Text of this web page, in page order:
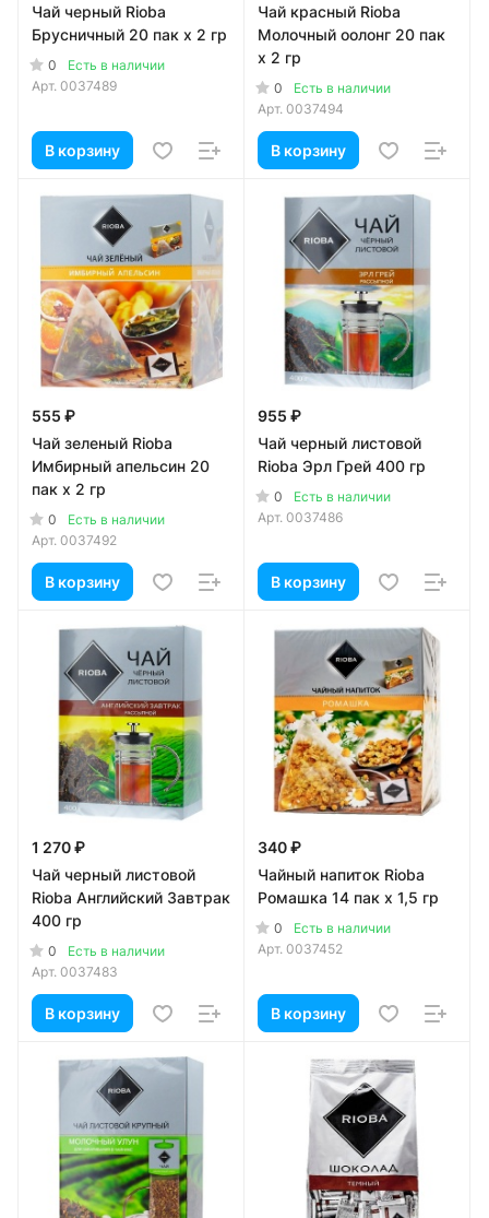
Чай черный Rioba
Брусничный 20 пак х 2 гр
0
Есть в наличии
Арт. 0037489
В корзину
Чай красный Rioba
Молочный оолонг 20 пак
х 2 гр
0
Есть в наличии
Арт. 0037494
В корзину
555 ₽
Чай зеленый Rioba
Имбирный апельсин 20
пак х 2 гр
0
Есть в наличии
Арт. 0037492
В корзину
955 ₽
Чай черный листовой
Rioba Эрл Грей 400 гр
0
Есть в наличии
Арт. 0037486
В корзину
1 270 ₽
Чай черный листовой
Rioba Английский Завтрак
400 гр
0
Есть в наличии
Арт. 0037483
В корзину
340 ₽
Чайный напиток Rioba
Ромашка 14 пак х 1,5 гр
0
Есть в наличии
Арт. 0037452
В корзину